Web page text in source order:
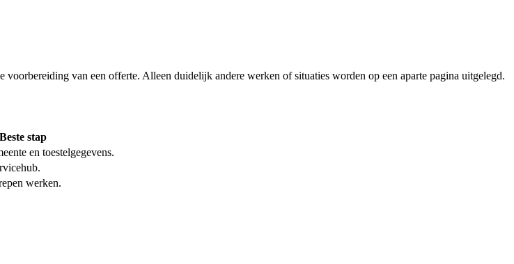
voorbereiding van een offerte. Alleen duidelijk andere werken of situaties worden op een aparte pagina uitgelegd.
Beste stap
en toestelgegevens.
werken.